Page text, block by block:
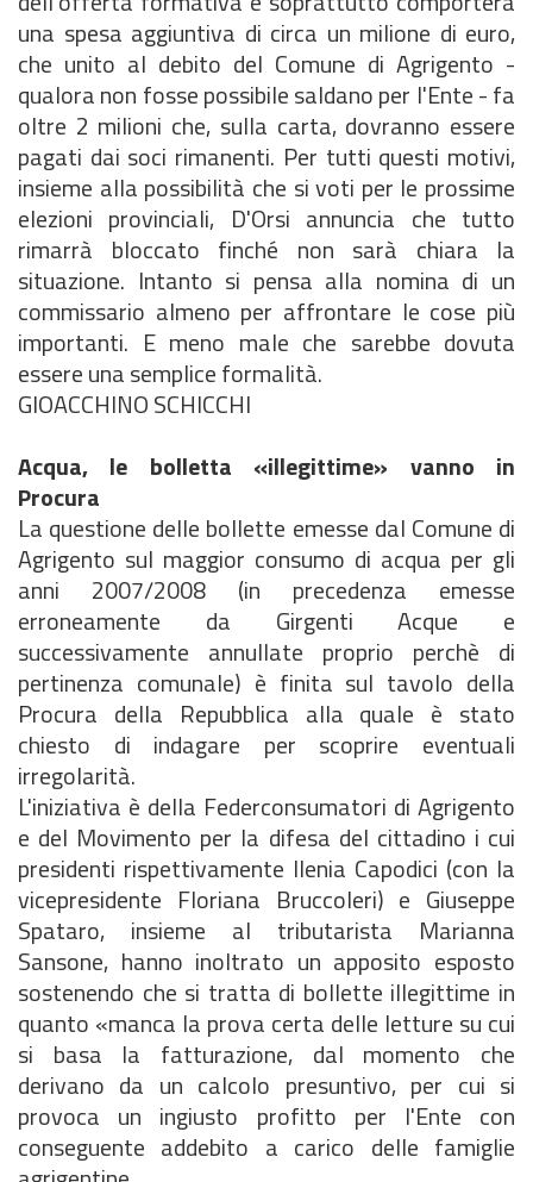
una spesa aggiuntiva di circa un milione di euro,
che unito al debito del Comune di Agrigento -
qualora non fosse possibile saldano per l'Ente - fa
oltre 2 milioni che, sulla carta, dovranno essere
pagati dai soci rimanenti. Per tutti questi motivi,
insieme alla possibilità che si voti per le prossime
elezioni provinciali, D'Orsi annuncia che tutto
rimarrà bloccato finché non sarà chiara la
situazione. Intanto si pensa alla nomina di un
commissario almeno per affrontare le cose più
importanti. E meno male che sarebbe dovuta
essere una semplice formalità.
GIOACCHINO SCHICCHI
Acqua, le bolletta «illegittime» vanno in
Procura
La questione delle bollette emesse dal Comune di
Agrigento sul maggior consumo di acqua per gli
anni 2007/2008 (in precedenza emesse
erroneamente da Girgenti Acque e
successivamente annullate proprio perchè di
pertinenza comunale) è finita sul tavolo della
Procura della Repubblica alla quale è stato
chiesto di indagare per scoprire eventuali
irregolarità.
L'iniziativa è della Federconsumatori di Agrigento
e del Movimento per la difesa del cittadino i cui
presidenti rispettivamente Ilenia Capodici (con la
vicepresidente Floriana Bruccoleri) e Giuseppe
Spataro, insieme al tributarista Marianna
Sansone, hanno inoltrato un apposito esposto
sostenendo che si tratta di bollette illegittime in
quanto «manca la prova certa delle letture su cui
si basa la fatturazione, dal momento che
derivano da un calcolo presuntivo, per cui si
provoca un ingiusto profitto per l'Ente con
conseguente addebito a carico delle famiglie